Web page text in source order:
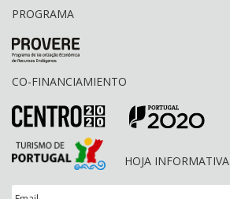
PROGRAMA
CO-FINANCIAMIENTO
HOJA INFORMATIVA